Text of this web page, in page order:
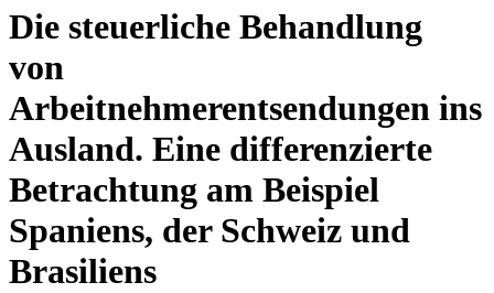
Die steuerliche Behandlung
von
Arbeitnehmerentsendungen ins
Ausland. Eine differenzierte
Betrachtung am Beispiel
Spaniens, der Schweiz und
Brasiliens